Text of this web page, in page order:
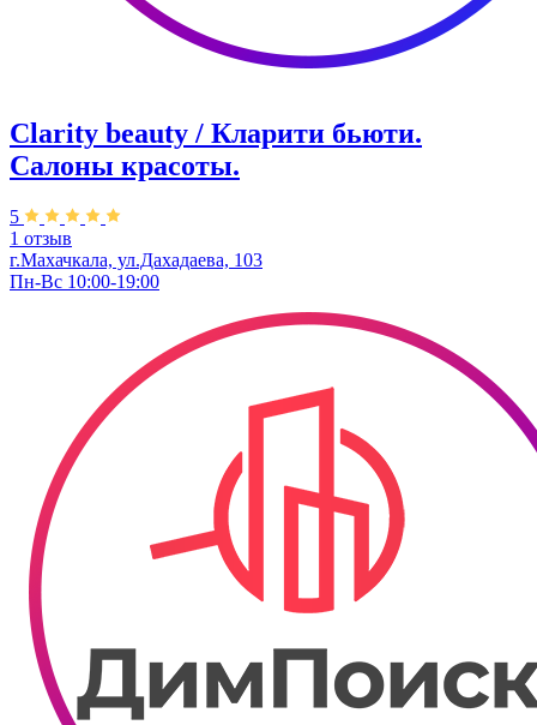
Clarity beauty / Кларити бьюти.
Салоны красоты.
5
1 отзыв
г.Махачкала, ул.Дахадаева, 103
Пн-Вс 10:00-19:00